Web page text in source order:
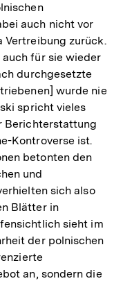
auch nicht vor
Vertreibung zurück.
für sie wieder
durchgesetzte
wurde nie
spricht vieles
Berichterstattung
Kontroverse ist.
betonten den
und
sich also
Blätter in
sieht im
der polnischen
an, sondern die